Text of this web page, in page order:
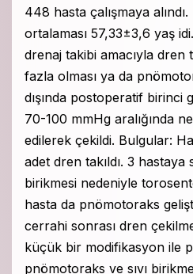
448 hasta çalışmaya
ortalaması 57,33±3,6 yaş
drenaj takibi amacıyla dren
fazla olması ya da
dışında postoperatif birinci
70-100 mmHg aralığında
edilerek çekildi. Bulgular:
adet dren takıldı. 3 hastaya
birikmesi nedeniyle
hasta da pnömotoraks
cerrahi sonrası dren
küçük bir modifikasyon ile
pnömotoraks ve sıvı